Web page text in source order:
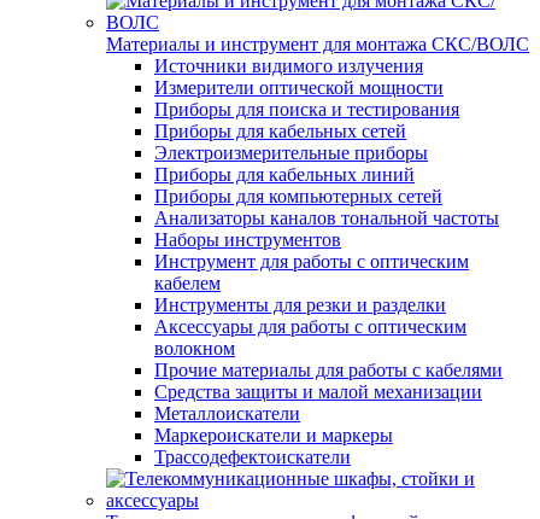
Материалы и инструмент для монтажа СКС/ВОЛС
Источники видимого излучения
Измерители оптической мощности
Приборы для поиска и тестирования
Приборы для кабельных сетей
Электроизмерительные приборы
Приборы для кабельных линий
Приборы для компьютерных сетей
Анализаторы каналов тональной частоты
Наборы инструментов
Инструмент для работы с оптическим
кабелем
Инструменты для резки и разделки
Аксессуары для работы с оптическим
волокном
Прочие материалы для работы с кабелями
Средства защиты и малой механизации
Металлоискатели
Маркероискатели и маркеры
Трассодефектоискатели